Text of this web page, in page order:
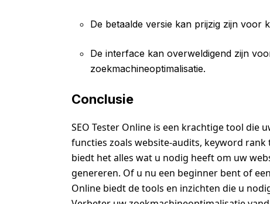
De betaalde versie kan prijzig zijn voor
De interface kan overweldigend zijn
zoekmachineoptimalisatie.
Conclusie
SEO Tester Online is een krachtige tool die
functies zoals website-audits, keyword
biedt het alles wat u nodig heeft om uw
genereren. Of u nu een beginner bent of
Online biedt de tools en inzichten die u